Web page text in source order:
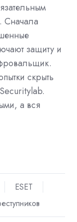
Сначала
защиту и
скрыть
а вся
ESET